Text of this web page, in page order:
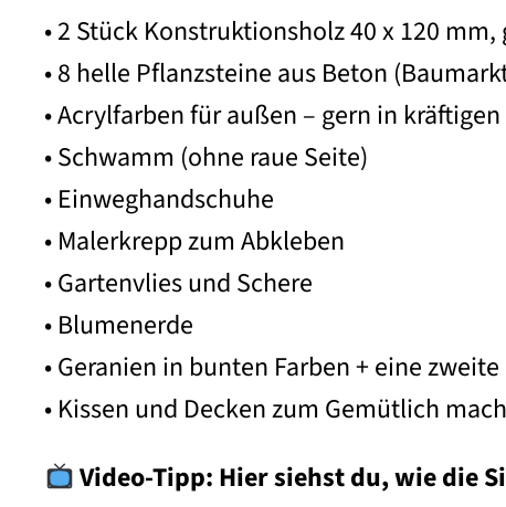
• 2 Stück Konstruktionsholz 40 x 120
• 8 helle Pflanzsteine aus Beton
• Acrylfarben für außen – gern in
• Schwamm (ohne raue Seite)
• Einweghandschuhe
• Malerkrepp zum Abkleben
• Gartenvlies und Schere
• Blumenerde
• Geranien in bunten Farben + eine
• Kissen und Decken zum Gemütlich
Video-Tipp: Hier siehst du, wie die